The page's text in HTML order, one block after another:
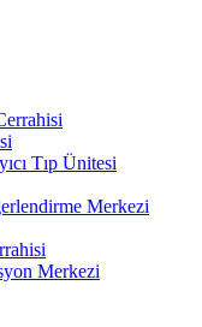
Tıp Ünitesi
Merkezi
Merkezi